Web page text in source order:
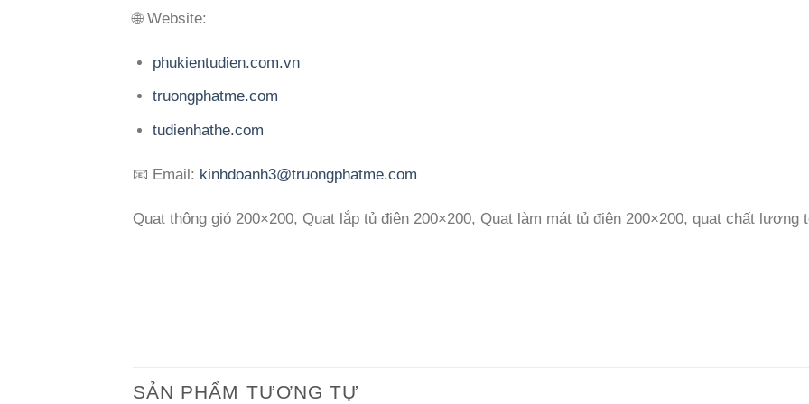
🌐 Website:
phukientudien.com.vn
truongphatme.com
tudienhathe.com
📧 Email: kinhdoanh3@truongphatme.com
Quạt thông gió 200×200, Quạt lắp tủ điện 200×200, Quạt làm mát tủ điện 200×200, quạt chất lượng
SẢN PHẨM TƯƠNG TỰ